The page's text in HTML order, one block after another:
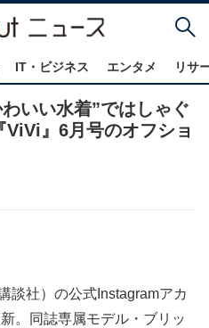
IT・ビジネス エンタメ リサ
いい水着”ではしゃぐ
』6月号のオフショ
談社）の公式Instagramアカ
。同誌専属モデル・ブリッ